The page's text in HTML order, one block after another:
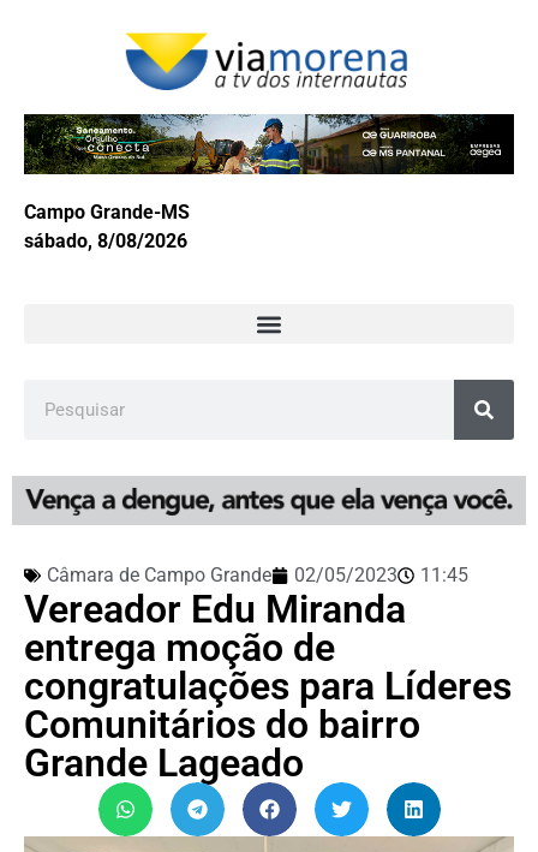
Campo Grande-MS
sábado, 8/08/2026
Câmara de Campo Grande 02/05/2023 11:45
Vereador Edu Miranda
entrega moção de
congratulações para Líderes
Comunitários do bairro
Grande Lageado